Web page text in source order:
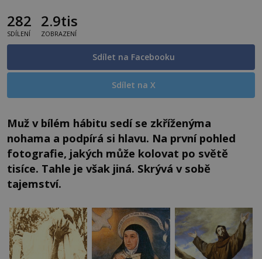
282
SDÍLENÍ
2.9tis
ZOBRAZENÍ
Sdílet na Facebooku
Sdílet na X
Muž v bílém hábitu sedí se zkříženýma
nohama a podpírá si hlavu. Na první pohled
fotografie, jakých může kolovat po světě
tisíce. Tahle je však jiná. Skrývá v sobě
tajemství.